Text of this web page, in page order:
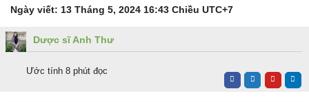
Ngày viết: 13 Tháng 5, 2024 16:43 Chiều UTC+7
Dược sĩ Anh Thư
Ước tính 8 phút đọc